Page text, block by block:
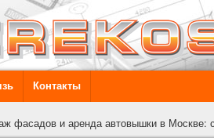
Контакты
фасадов и аренда автовышки в Москве: